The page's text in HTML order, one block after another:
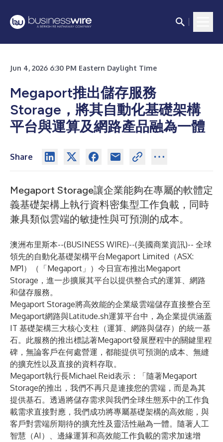
Jun 4, 2026 6:30 PM Eastern Daylight Time
Megaport推出儲存服務
Storage，將其自動化基礎架構
平台與運算及網路產品融為一體
Share
Megaport Storage讓企業能夠在專屬的軟體定
義基礎架構上執行資料密集型工作負載，同時
兼具類似雲端的敏捷性與可預測的成本。
澳洲布里斯本--(BUSINESS WIRE)--(美國商業資訊)-- 全球
領先的自動化基礎架構平台Megaport Limited（ASX:
MP1）（「Megaport」）今日宣布推出Megaport
Storage，進一步擴展其平台以提供整合式的運算、網路
和儲存服務。
Megaport Storage將高效能的企業級雲端儲存直接整合至
Megaport網路與Latitude.sh運算平台中，為企業提供涵蓋
IT 基礎架構三大核心支柱（運算、網路與儲存）的統一基
石。此服務的推出標誌著Megaport發展歷程中的關鍵里程
碑，無論客戶在何處營運，都能提供可預測的成本、無縫
的擴充性以及直接的資料存取。
Megaport執行長Michael Reid表示：「隨著Megaport
Storage的推出，我們不再只是連接您的雲端，而是為其
提供基石。透過將儲存需求與我們全球生態系中的工作負
載需求直接對應，我們成功將專屬基礎架構的高效能，與
客戶對雲端所期待的擴充性及靈活性融為一體。隨著人工
智慧（AI）、邊緣運算和高效能工作負載的需求加速增